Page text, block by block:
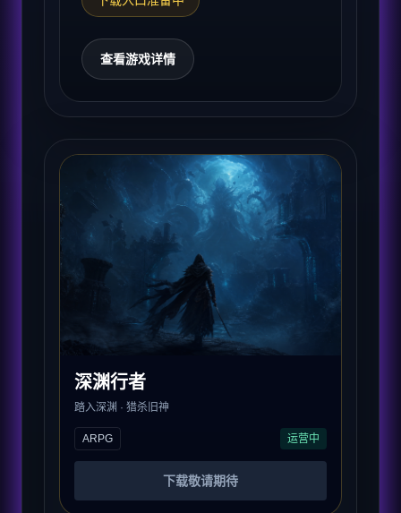
查看游戏详情
深渊行者
踏入深渊 · 猎杀旧神
ARPG 运营中
下载敬请期待